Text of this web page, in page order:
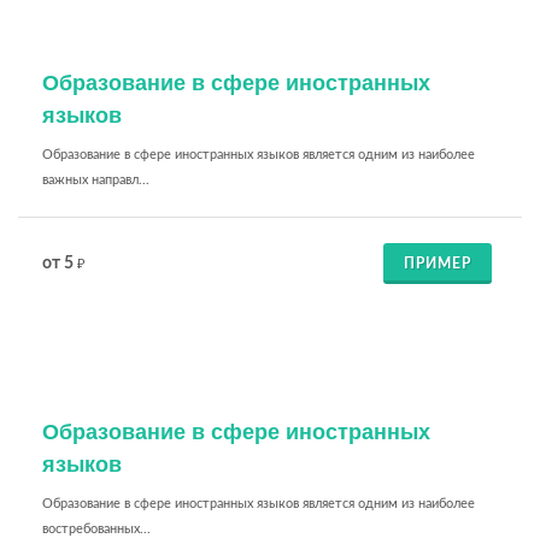
Образование в сфере иностранных
языков
Образование в сфере иностранных языков является одним из наиболее
важных направл...
от 5 ₽ ПРИМЕР
Образование в сфере иностранных
языков
Образование в сфере иностранных языков является одним из наиболее
востребованных...